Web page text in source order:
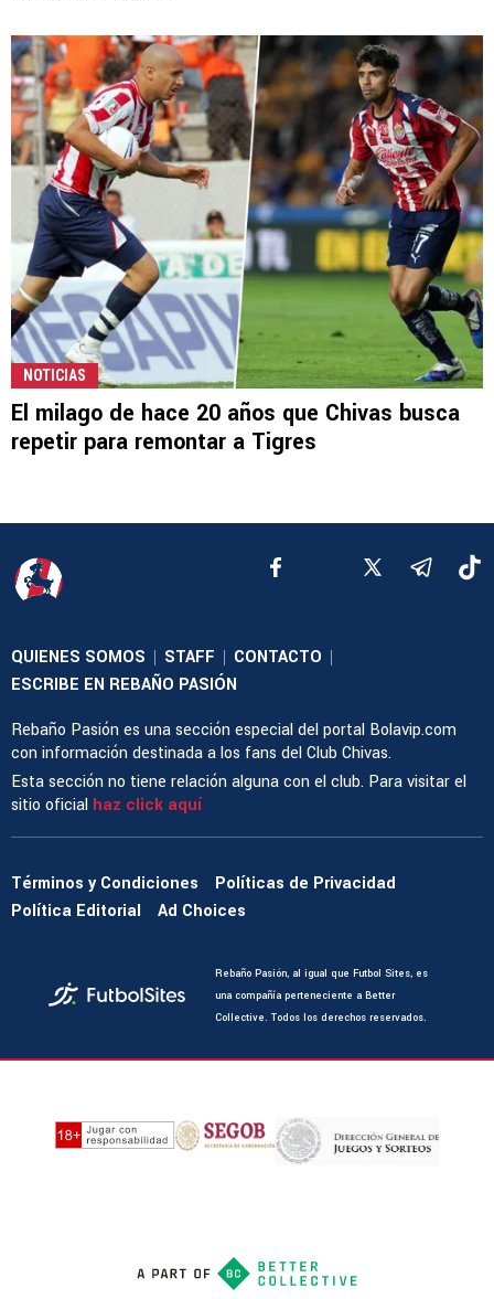
NOTICIAS
El milago de hace 20 años que Chivas busca
repetir para remontar a Tigres
QUIENES SOMOS | STAFF | CONTACTO |
ESCRIBE EN REBAÑO PASIÓN
Rebaño Pasión es una sección especial del portal Bolavip.com
con información destinada a los fans del Club Chivas.
Esta sección no tiene relación alguna con el club. Para visitar el
sitio oficial haz click aquí
Términos y Condiciones
Políticas de Privacidad
Política Editorial
Ad Choices
Rebaño Pasión, al igual que Futbol Sites, es
una compañía perteneciente a Better
Collective. Todos los derechos reservados.